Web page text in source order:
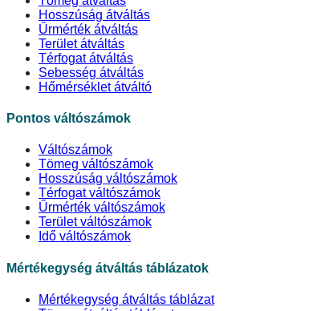
Hosszúság átváltás
Űrmérték átváltás
Terület átváltás
Térfogat átváltás
Sebesség átváltás
Hőmérséklet átváltó
Pontos váltószámok
Váltószámok
Tömeg váltószámok
Hosszúság váltószámok
Térfogat váltószámok
Űrmérték váltószámok
Terület váltószámok
Idő váltószámok
Mértékegység átváltás táblázatok
Mértékegység átváltás táblázat